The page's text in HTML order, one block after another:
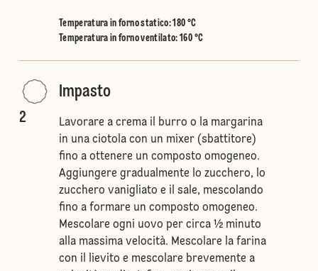
Temperatura in forno statico:180 °C
Temperatura in forno ventilato: 160 °C
2
Impasto
Lavorare a crema il burro o la margarina
in una ciotola con un mixer (sbattitore)
fino a ottenere un composto omogeneo.
Aggiungere gradualmente lo zucchero, lo
zucchero vanigliato e il sale, mescolando
fino a formare un composto omogeneo.
Mescolare ogni uovo per circa ½ minuto
alla massima velocità. Mescolare la farina
con il lievito e mescolare brevemente a